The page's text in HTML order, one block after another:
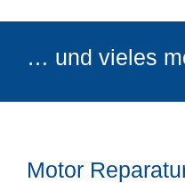
… und vieles
Motor